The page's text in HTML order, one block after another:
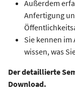
Außerdem
Anfertigung
Sie kennen im
wissen, was
Der detaillierte
Download.